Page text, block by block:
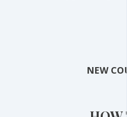
NEW